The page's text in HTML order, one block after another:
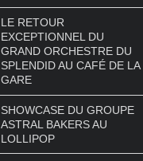
LE RETOUR
EXCEPTIONNEL DU
GRAND ORCHESTRE DU
SPLENDID AU CAFÉ DE LA
GARE
SHOWCASE DU GROUPE
ASTRAL BAKERS AU
LOLLIPOP